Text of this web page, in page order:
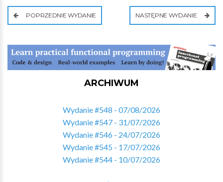
POPRZEDNIE WYDANIE NASTĘPNE WYDANIE
ARCHIWUM
Wydanie #548 - 07/08/2026
Wydanie #547 - 31/07/2026
Wydanie #546 - 24/07/2026
Wydanie #545 - 17/07/2026
Wydanie #544 - 10/07/2026